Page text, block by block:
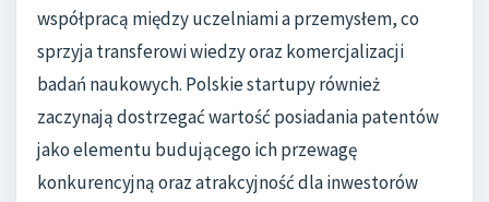
współpracą między uczelniami a przemysłem, co
sprzyja transferowi wiedzy oraz komercjalizacji
badań naukowych. Polskie startupy również
zaczynają dostrzegać wartość posiadania patentów
jako elementu budującego ich przewagę
konkurencyjną oraz atrakcyjność dla inwestorów